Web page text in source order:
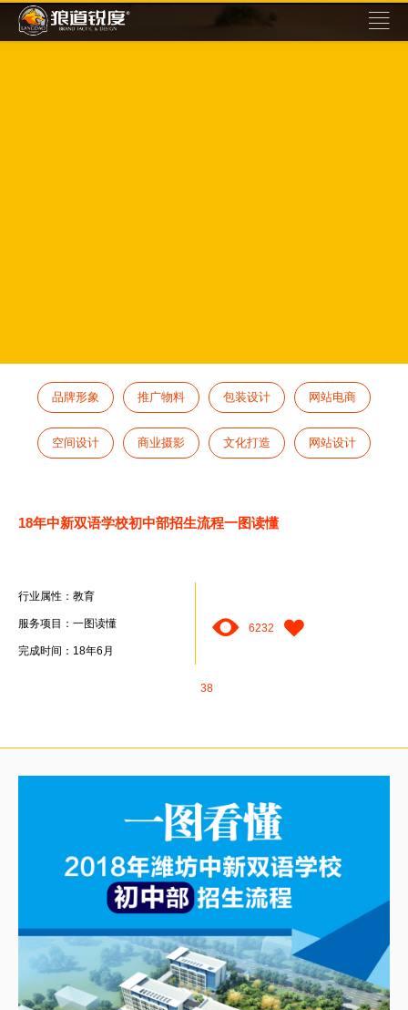
品牌形象 推广物料 包装设计 网站电商
空间设计 商业摄影 文化打造 网站设计
18年中新双语学校初中部招生流程一图读懂
行业属性：教育
服务项目：一图读懂
完成时间：18年6月
6232
38